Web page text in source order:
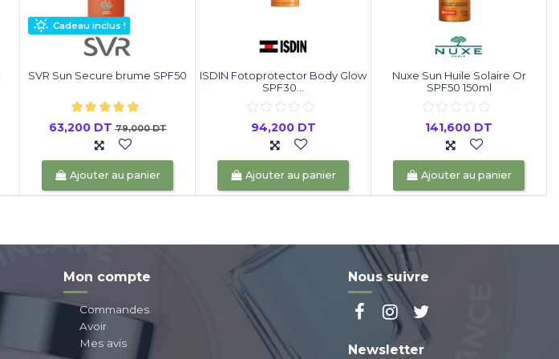
Cadeau inclus !
SVR Sun Secure brume SPF50
63,200 DT79,000 DT
Ajouter au panier
ISDIN Fotoprotector Body Glow
SPF30...
94,200 DT
Ajouter au panier
Nuxe Sun Huile Solaire Or
SPF50 150ml
141,600 DT
Ajouter au panier
Mon compte
Commandes
Avoir
Mes avis
Nous suivre
Newsletter